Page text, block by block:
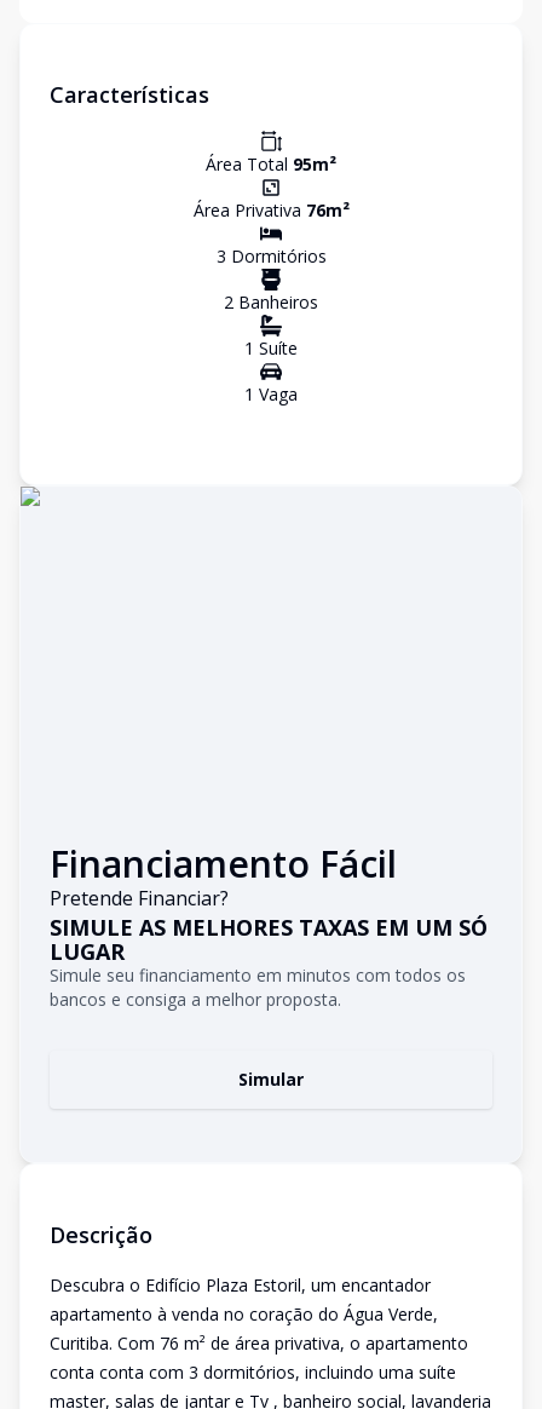
Características
Área Total 95m²
Área Privativa 76m²
3 Dormitórios
2 Banheiros
1 Suíte
1 Vaga
Financiamento Fácil
Pretende Financiar?
SIMULE AS MELHORES TAXAS EM UM SÓ
LUGAR
Simule seu financiamento em minutos com todos os
bancos e consiga a melhor proposta.
Simular
Descrição
Descubra o Edifício Plaza Estoril, um encantador
apartamento à venda no coração do Água Verde,
Curitiba. Com 76 m² de área privativa, o apartamento
conta conta com 3 dormitórios, incluindo uma suíte
master, salas de jantar e Tv , banheiro social, lavanderia